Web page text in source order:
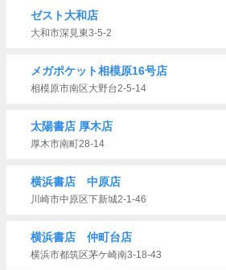
ゼスト大和店
大和市深見東3-5-2
メガポケット相模原16号店
相模原市南区大野台2-5-14
太陽書店 厚木店
厚木市南町28-14
横浜書店 中原店
川崎市中原区下新城2-1-46
横浜書店 仲町台店
横浜市都筑区茅ケ崎南3-18-43